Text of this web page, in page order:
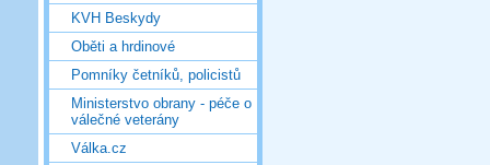
KVH Beskydy
Oběti a hrdinové
Pomníky četníků, policistů
Ministerstvo obrany - péče o
válečné veterány
Válka.cz